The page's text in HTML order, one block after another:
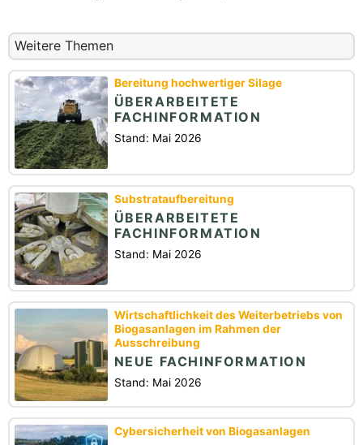
Weitere Themen
Bereitung hochwertiger Silage
ÜBERARBEITETE
FACHINFORMATION
Stand: Mai 2026
Substrataufbereitung
ÜBERARBEITETE
FACHINFORMATION
Stand: Mai 2026
Wirtschaftlichkeit des Weiterbetriebs von
Biogasanlagen im Rahmen der
Ausschreibung
NEUE FACHINFORMATION
Stand: Mai 2026
Cybersicherheit von Biogasanlagen